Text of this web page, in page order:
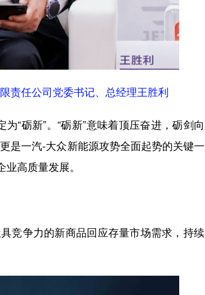
责任公司党委书记、总经理王胜利
“砺新”。“砺新”意味着顶压奋进，砺剑向
是一汽-大众新能源攻势全面起势的关键一
高质量发展。
竞争力的新商品回应存量市场需求，持续